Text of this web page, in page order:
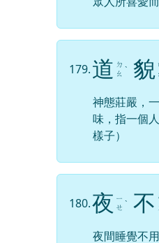
179.道 ㄉ
ㄠ ˋ 貌
神態莊嚴，
味，指一個
樣子）
180.夜 ㄧ
ㄝ ˋ 不
夜間睡覺不